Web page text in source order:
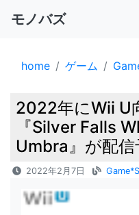
モノバズ
home ゲーム
2022年にWii U
『Silver Falls
Umbra』が配信
2022年2月7日